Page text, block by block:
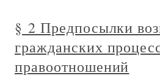
§ 2 Предпосылки
гражданских
правоотношений